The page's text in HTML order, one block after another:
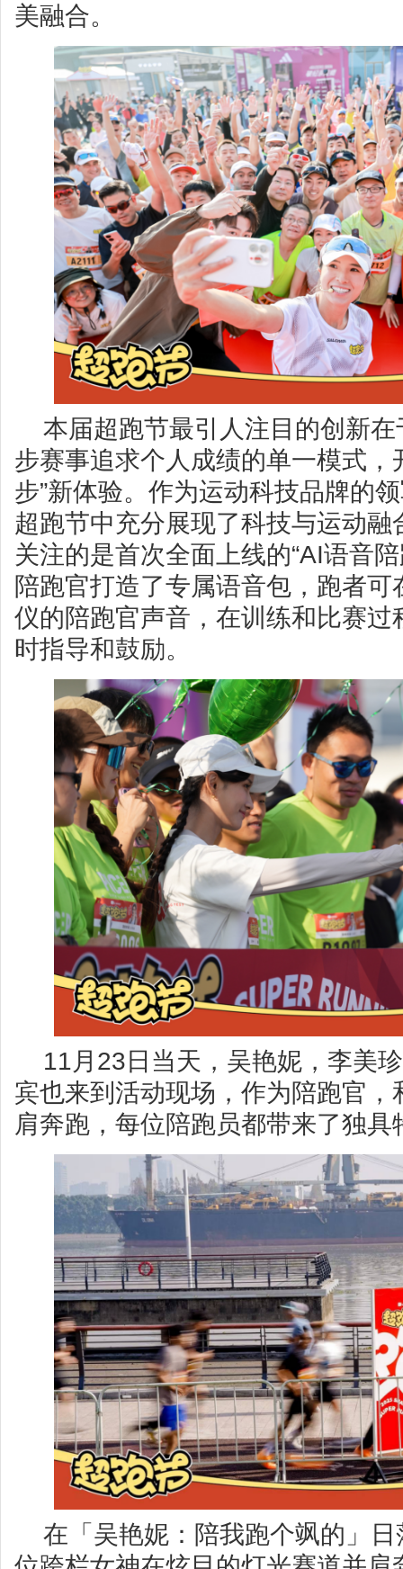
美融合。
本届超跑节最引人注目的创新
步赛事追求个人成绩的单一模式，
步”新体验。作为运动科技品牌的
超跑节中充分展现了科技与运动
关注的是首次全面上线的“AI语音
陪跑官打造了专属语音包，跑者
仪的陪跑官声音，在训练和比赛过
时指导和鼓励。
11月23日当天，吴艳妮，李美
宾也来到活动现场，作为陪跑官
肩奔跑，每位陪跑员都带来了独
在「吴艳妮：陪我跑个飒的」